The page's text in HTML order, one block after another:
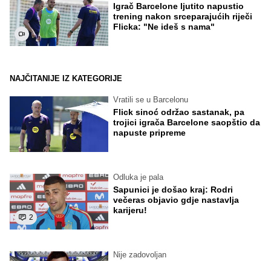
Igrač Barcelone ljutito napustio
trening nakon srceparajućih riječi
Flicka: "Ne ideš s nama"
NAJČITANIJE IZ KATEGORIJE
Vratili se u Barcelonu
Flick sinoć održao sastanak, pa
trojici igrača Barcelone saopštio da
napuste pripreme
2
Odluka je pala
Sapunici je došao kraj: Rodri
večeras objavio gdje nastavlja
karijeru!
Nije zadovoljan